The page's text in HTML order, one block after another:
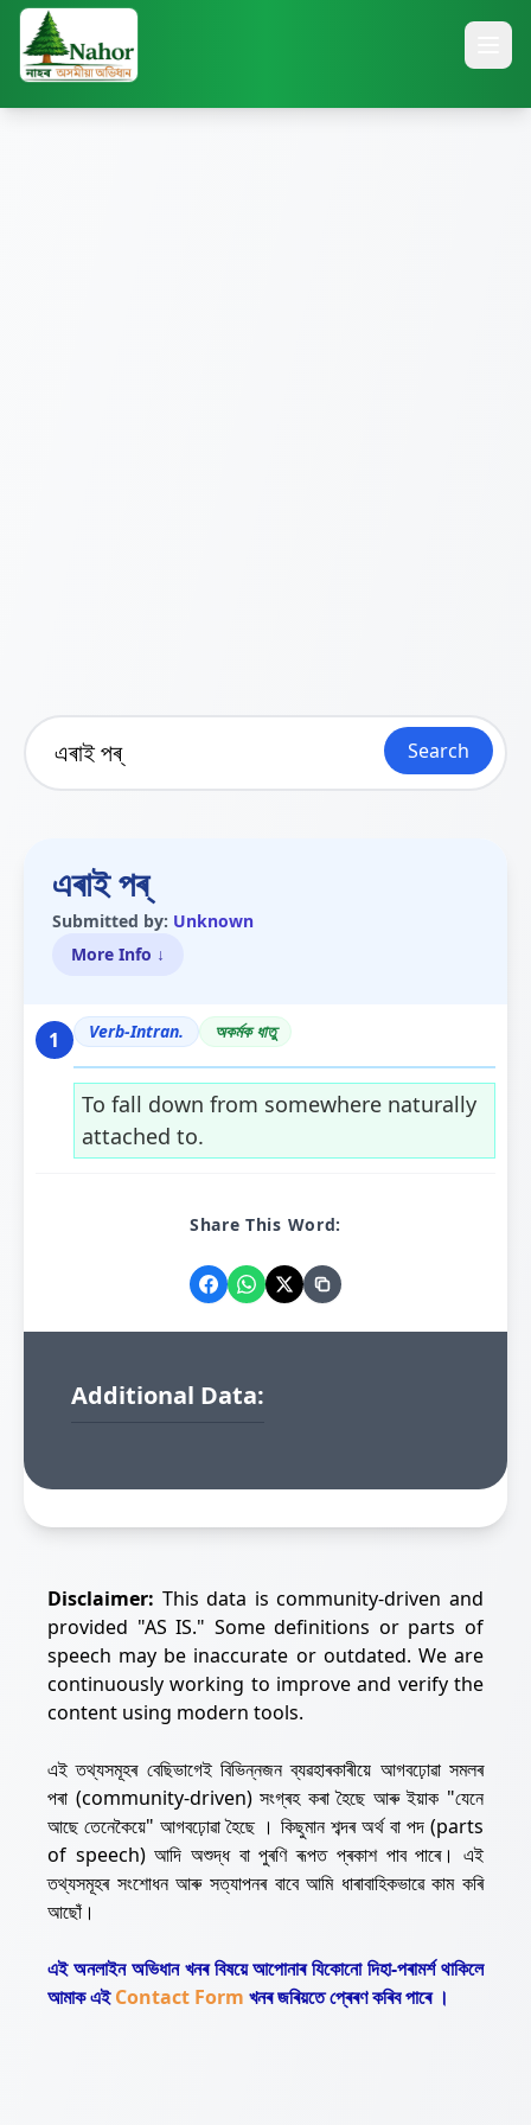
Search
এৰাই পৰ্
Submitted by: Unknown
More Info ↓
1 Verb-Intran. অকৰ্মক ধাতু
To fall down from somewhere naturally
attached to.
Share This Word:
Additional Data:
Disclaimer: This data is community-driven and
provided "AS IS." Some definitions or parts of
speech may be inaccurate or outdated. We are
continuously working to improve and verify the
content using modern tools.
এই তথ্যসমূহৰ বেছিভাগেই বিভিন্নজন ব্যৱহাৰকাৰীয়ে আগবঢ়োৱা সমলৰ
পৰা (community-driven) সংগ্ৰহ কৰা হৈছে আৰু ইয়াক "যেনে
আছে তেনেকৈয়ে" আগবঢ়োৱা হৈছে । কিছুমান শব্দৰ অৰ্থ বা পদ (parts
of speech) আদি অশুদ্ধ বা পুৰণি ৰূপত প্ৰকাশ পাব পাৰে। এই
তথ্যসমূহৰ সংশোধন আৰু সত্যাপনৰ বাবে আমি ধাৰাবাহিকভাৱে কাম কৰি
আছোঁ।
এই অনলাইন অভিধান খনৰ বিষয়ে আপোনাৰ যিকোনো দিহা-পৰামৰ্শ থাকিলে
আমাক এইContact Form খনৰ জৰিয়তে প্ৰেৰণ কৰিব পাৰে ।